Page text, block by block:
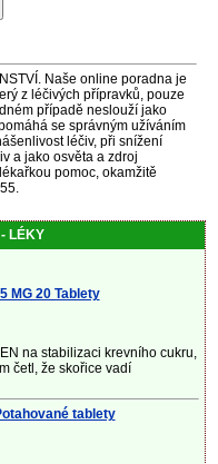
Naše online poradna je
z léčivých přípravků, pouze
případě neslouží jako
se správným užíváním
léčiv, při snížení
a jako osvěta a zdroj
pomoc, okamžitě
LÉKY
MG 20 Tablety
na stabilizaci krevního cukru,
četl, že skořice vadí
tablety